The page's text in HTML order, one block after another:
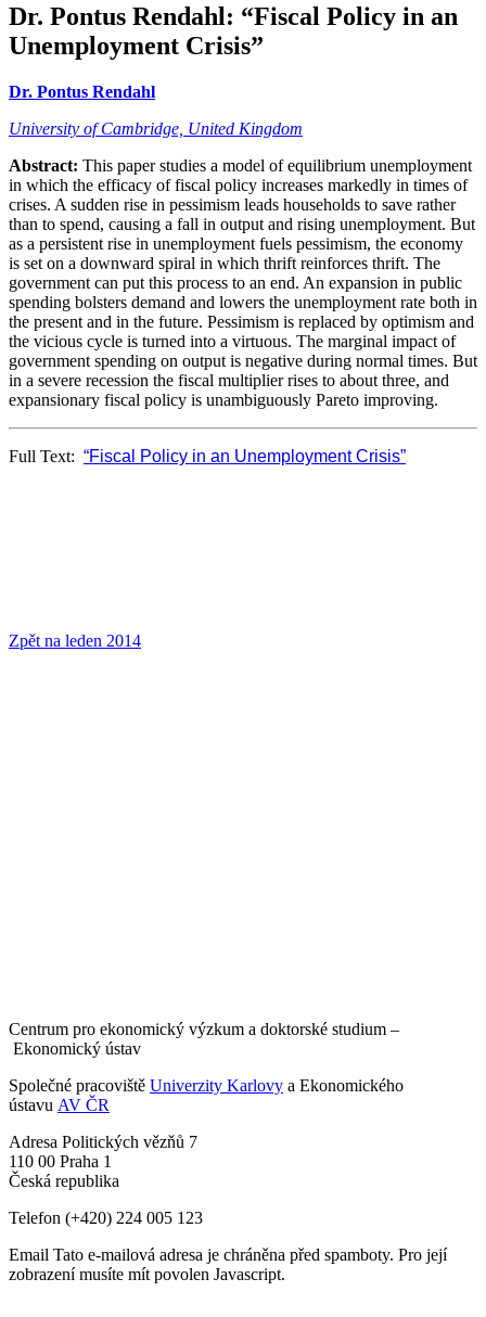
Dr. Pontus Rendahl: “Fiscal Policy in an
Unemployment Crisis”
Dr. Pontus Rendahl
University of Cambridge, United Kingdom
Abstract: This paper studies a model of equilibrium unemployment
in which the efficacy of fiscal policy increases markedly in times of
crises. A sudden rise in pessimism leads households to save rather
than to spend, causing a fall in output and rising unemployment. But
as a persistent rise in unemployment fuels pessimism, the economy
is set on a downward spiral in which thrift reinforces thrift. The
government can put this process to an end. An expansion in public
spending bolsters demand and lowers the unemployment rate both in
the present and in the future. Pessimism is replaced by optimism and
the vicious cycle is turned into a virtuous. The marginal impact of
government spending on output is negative during normal times. But
in a severe recession the fiscal multiplier rises to about three, and
expansionary fiscal policy is unambiguously Pareto improving.
Full Text: “Fiscal Policy in an Unemployment Crisis”
Zpět na leden 2014
Centrum pro ekonomický výzkum a doktorské studium –
Ekonomický ústav
Společné pracoviště Univerzity Karlovy a Ekonomického
ústavu AV ČR
Adresa Politických vězňů 7
110 00 Praha 1
Česká republika
Telefon (+420) 224 005 123
Email Tato e-mailová adresa je chráněna před spamboty. Pro její
zobrazení musíte mít povolen Javascript.